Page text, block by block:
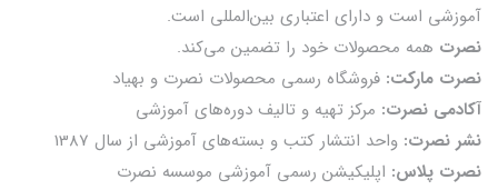
آموزشی است و دارای اعتباری بین‌المللی است.
نصرت همه محصولات خود را تضمين می‌كند.
نصرت مارکت: فروشگاه رسمی محصولات نصرت و بهیاد
آکادمی نصرت: مرکز تهیه و تالیف دوره‌های آموزشی
نشر نصرت: واحد انتشار کتب و بسته‌های آموزشی از سال 1387
نصرت پلاس: اپلیکیشن رسمی آموزشی موسسه نصرت